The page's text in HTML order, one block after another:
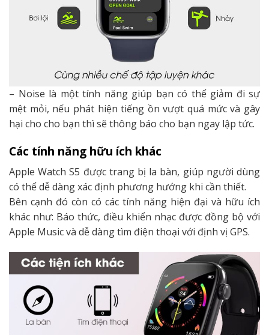
– Noise là một tính năng giúp bạn có thể giảm đi sự
mệt mỏi, nếu phát hiện tiếng ồn vượt quá mức và gây
hại cho cho bạn thì sẽ thông báo cho bạn ngay lập tức.
Các tính năng hữu ích khác
Apple Watch S5 được trang bị la bàn, giúp người dùng
có thể dễ dàng xác định phương hướng khi cần thiết.
Bên cạnh đó còn có các tính năng hiện đại và hữu ích
khác như: Báo thức, điều khiển nhạc được đồng bộ với
Apple Music và dễ dàng tìm điện thoại với định vị GPS.